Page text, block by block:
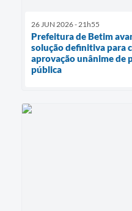
26 JUN 2026 - 21h55
Prefeitura de Betim
solução definitiva para
aprovação unânime de
pública